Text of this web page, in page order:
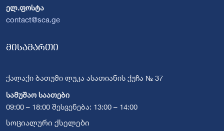
ელ.ფოსტა
contact@sca.ge
მისამართი
ქალაქი ბათუმი ლუკა ასათიანის ქუჩა № 37
სამუშაო საათები
09:00 – 18:00 შესვენება: 13:00 – 14:00
სოციალური ქსელები